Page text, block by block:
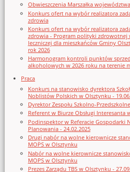
Obwieszczenia Marszałka
Konkurs ofert na wybór realizatora
zdrowia
Konkurs ofert na wybór realizatora
zdrowia - Program polityki zdrowotnej
leczniczej dla mieszkańców Gminy
rok 2026
Harmonogram kontroli punktów
alkoholowych w 2026 roku na terenie
Praca
Konkurs na stanowisko dyrektora
Noblistów Polskich w Olsztynku -
Dyrektor Zespołu Szkolno-
Referent w Biurze Obsługi Interesanta
Podinspektor w Referacie Gospodarki
Planowania - 24.02.2025
Drugi nabór na wolne kierownicze
MOPS w Olsztynku
Nabór na wolne kierownicze
MOPS w Olsztynku
Prezes Zarządu TBS w Olsztynku -